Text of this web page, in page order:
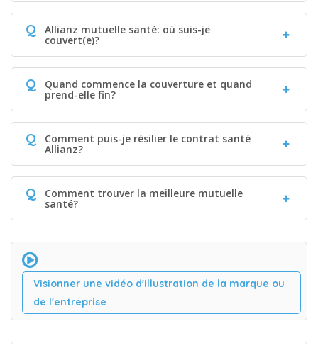
Q Allianz mutuelle santé: où suis-je
couvert(e)?
Q Quand commence la couverture et quand
prend-elle fin?
Q Comment puis-je résilier le contrat santé
Allianz?
Q Comment trouver la meilleure mutuelle
santé?
Visionner une vidéo d'illustration de la marque ou
de l'entreprise